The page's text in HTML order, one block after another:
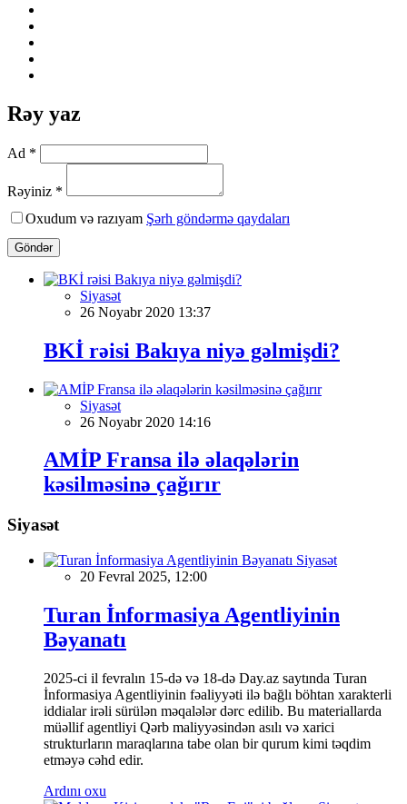
Rəy yaz
Ad *
Rəyiniz *
Oxudum və razıyam Şərh göndərmə qaydaları
Göndər
Siyasət
26 Noyabr 2020 13:37
BKİ rəisi Bakıya niyə gəlmişdi?
Siyasət
26 Noyabr 2020 14:16
AMİP Fransa ilə əlaqələrin
kəsilməsinə çağırır
Siyasət
Siyasət
20 Fevral 2025, 12:00
Turan İnformasiya Agentliyinin
Bəyanatı
2025-ci il fevralın 15-də və 18-də Day.az saytında Turan
İnformasiya Agentliyinin fəaliyyəti ilə bağlı böhtan xarakterli
iddialar irəli sürülən məqalələr dərc edilib. Bu materiallarda
müəllif agentliyi Qərb maliyyəsindən asılı və xarici
strukturların maraqlarına tabe olan bir qurum kimi təqdim
etməyə cəhd edir.
Ardını oxu